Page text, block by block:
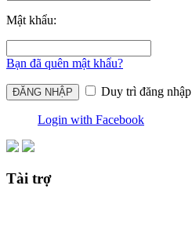
Mật khẩu:
Bạn đã quên mật khẩu?
Duy trì đăng nhập
Login with Facebook
Tài trợ